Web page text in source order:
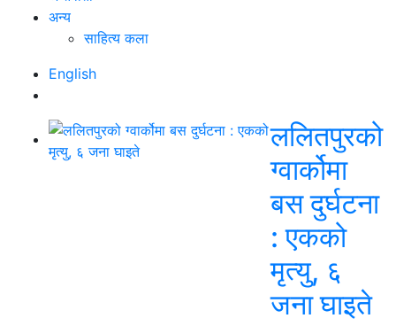
अन्य
साहित्य कला
English
ललितपुरको
ग्वार्कोमा
बस दुर्घटना
: एकको
मृत्यु, ६
जना घाइते